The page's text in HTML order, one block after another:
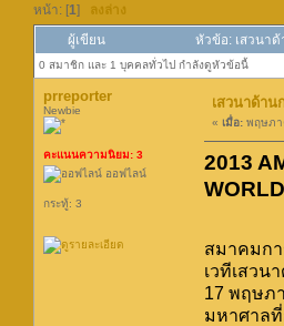
หน้า: [1] ลงล่าง
ผู้เขียน หัวข้อ: เสวนาด้
0 สมาชิก และ 1 บุคคลทั่วไป กำลังดูหัวข้อนี้
prreporter
Newbie
คะแนนความนิยม: 3
ออฟไลน์
กระทู้: 3
เสวนาด้าน
« เมื่อ: พฤษภา
2013
สมาคมกา
เวทีเสวน
17 พฤษภ
มหาศาลที่